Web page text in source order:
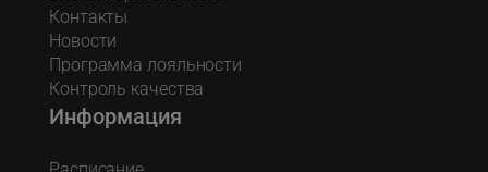
Контакты
Новости
Программа лояльности
Контроль качества
Информация